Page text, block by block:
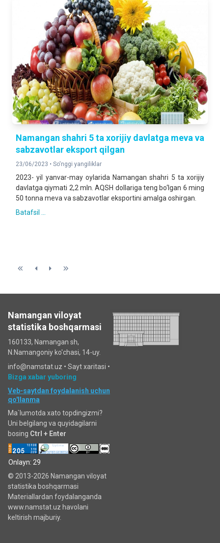
Namangan shahri 5 ta xorijiy davlatga meva va
sabzavotlar eksport qilgan
23/06/2023 • So'nggi yangiliklar
2023- yil yanvar-may oylarida Namangan shahri 5 ta xorijiy
davlatga qiymati 2,2 mln. AQSH dollariga teng bo‘lgan 6 ming
50 tonna meva va sabzavotlar eksportini amalga oshirgan.
Batafsil ...
Namangan viloyat
statistika boshqarmasi
160133, Namangan sh,
N.Namangoniy ko'chasi, 14-uy.
info@namstat.uz • Sayt xaritasi •
Bizga xabar yuboring
Veb-saytdan foydalanish uchun
qo'llanma
Ma`lumotda xato topdingizmi?
Uni belgilang va quyidagilarni
bosing Ctrl + Enter
Onlayn: 29
© 2013-2026 Namangan viloyat
statistika boshqarmasi
Materiallardan foydalanganda
www.namstat.uz havolani
keltirish majburiy.